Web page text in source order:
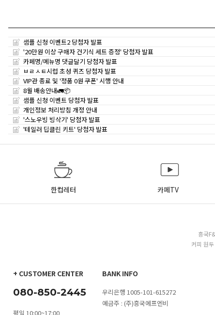
샘플 신청 이벤트2 당첨자 발표
'20만원 이상 구매자 건기식 세트 증정' 당첨자 발표
카페명/메뉴명 댓글달기 당첨자 발표
ㅂㄹㅅㅌ시럽 초성 퀴즈 당첨자 발표
VIP관 종료 및 '정품 0원 쿠폰' 시행 안내
8월 배송안내🚛📦
샘플 신청 이벤트 당첨자 발표
개인정보 처리방침 개정 안내
'스노우빙 빙삭기' 당첨자 발표
'테일러 딥클린 키트' 당첨자 발표
한컵레터 카페TV
흥국
커피 원
+ CUSTOMER CENTER
080-850-2445
평일 10:00~17:00
BANK INFO
우리은행 1005-101-615272
예금주 : (주)흥국에프엔비